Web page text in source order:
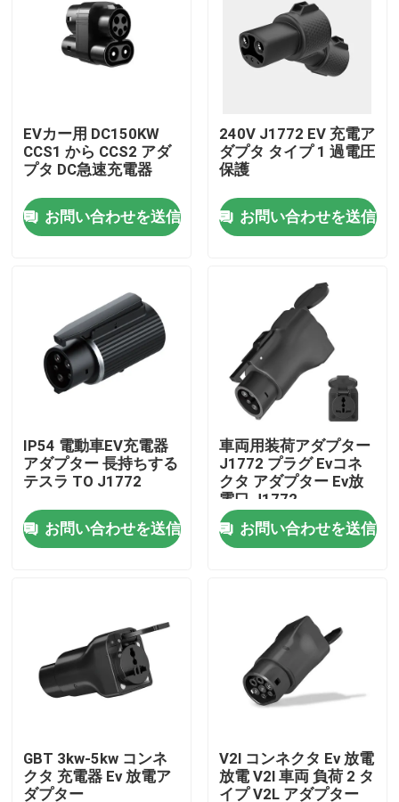
製品
企業情報
会社案内
品質管理
EVの充電器の解決
携帯用EVの充電器
EVカー用 DC150KW
CCS1 から CCS2 アダ
プタ DC急速充電器
お問い合わせを送信
240V J1772 EV 充電ア
ダプタ タイプ 1 過電圧
保護
お問い合わせを送信
IP54 電動車EV充電器
アダプター 長持ちする
テスラ TO J1772
お問い合わせを送信
車両用装荷アダプター
J1772 プラグ Evコネ
クタ アダプター Ev放
電口 J1772
お問い合わせを送信
GBT 3kw-5kw コンネ
クタ 充電器 Ev 放電ア
ダプター
V2l コンネクタ Ev 放電
放電 V2l 車両 負荷 2 タ
イプ V2L アダプター